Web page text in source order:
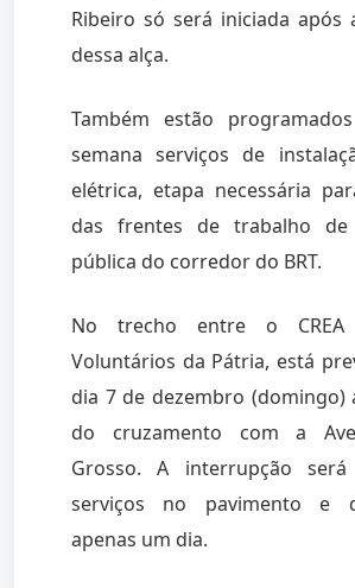
Ribeiro só será iniciada após
dessa alça.
Também estão
semana serviços de
elétrica, etapa necessária
das frentes de trabalho de
pública do corredor do BRT.
No trecho entre o
Voluntários da Pátria, está
dia 7 de dezembro (domingo)
do cruzamento com a
Grosso. A interrupção
serviços no pavimento e
apenas um dia.